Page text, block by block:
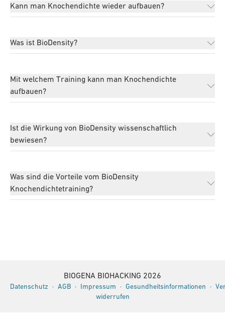
Kann man Knochendichte wieder aufbauen?
Was ist BioDensity?
Mit welchem Training kann man Knochendichte
aufbauen?
Ist die Wirkung von BioDensity wissenschaftlich
bewiesen?
Was sind die Vorteile vom BioDensity
Knochendichtetraining?
BIOGENA BIOHACKING 2026
Datenschutz · AGB · Impressum · Gesundheitsinformationen ·
widerrufen